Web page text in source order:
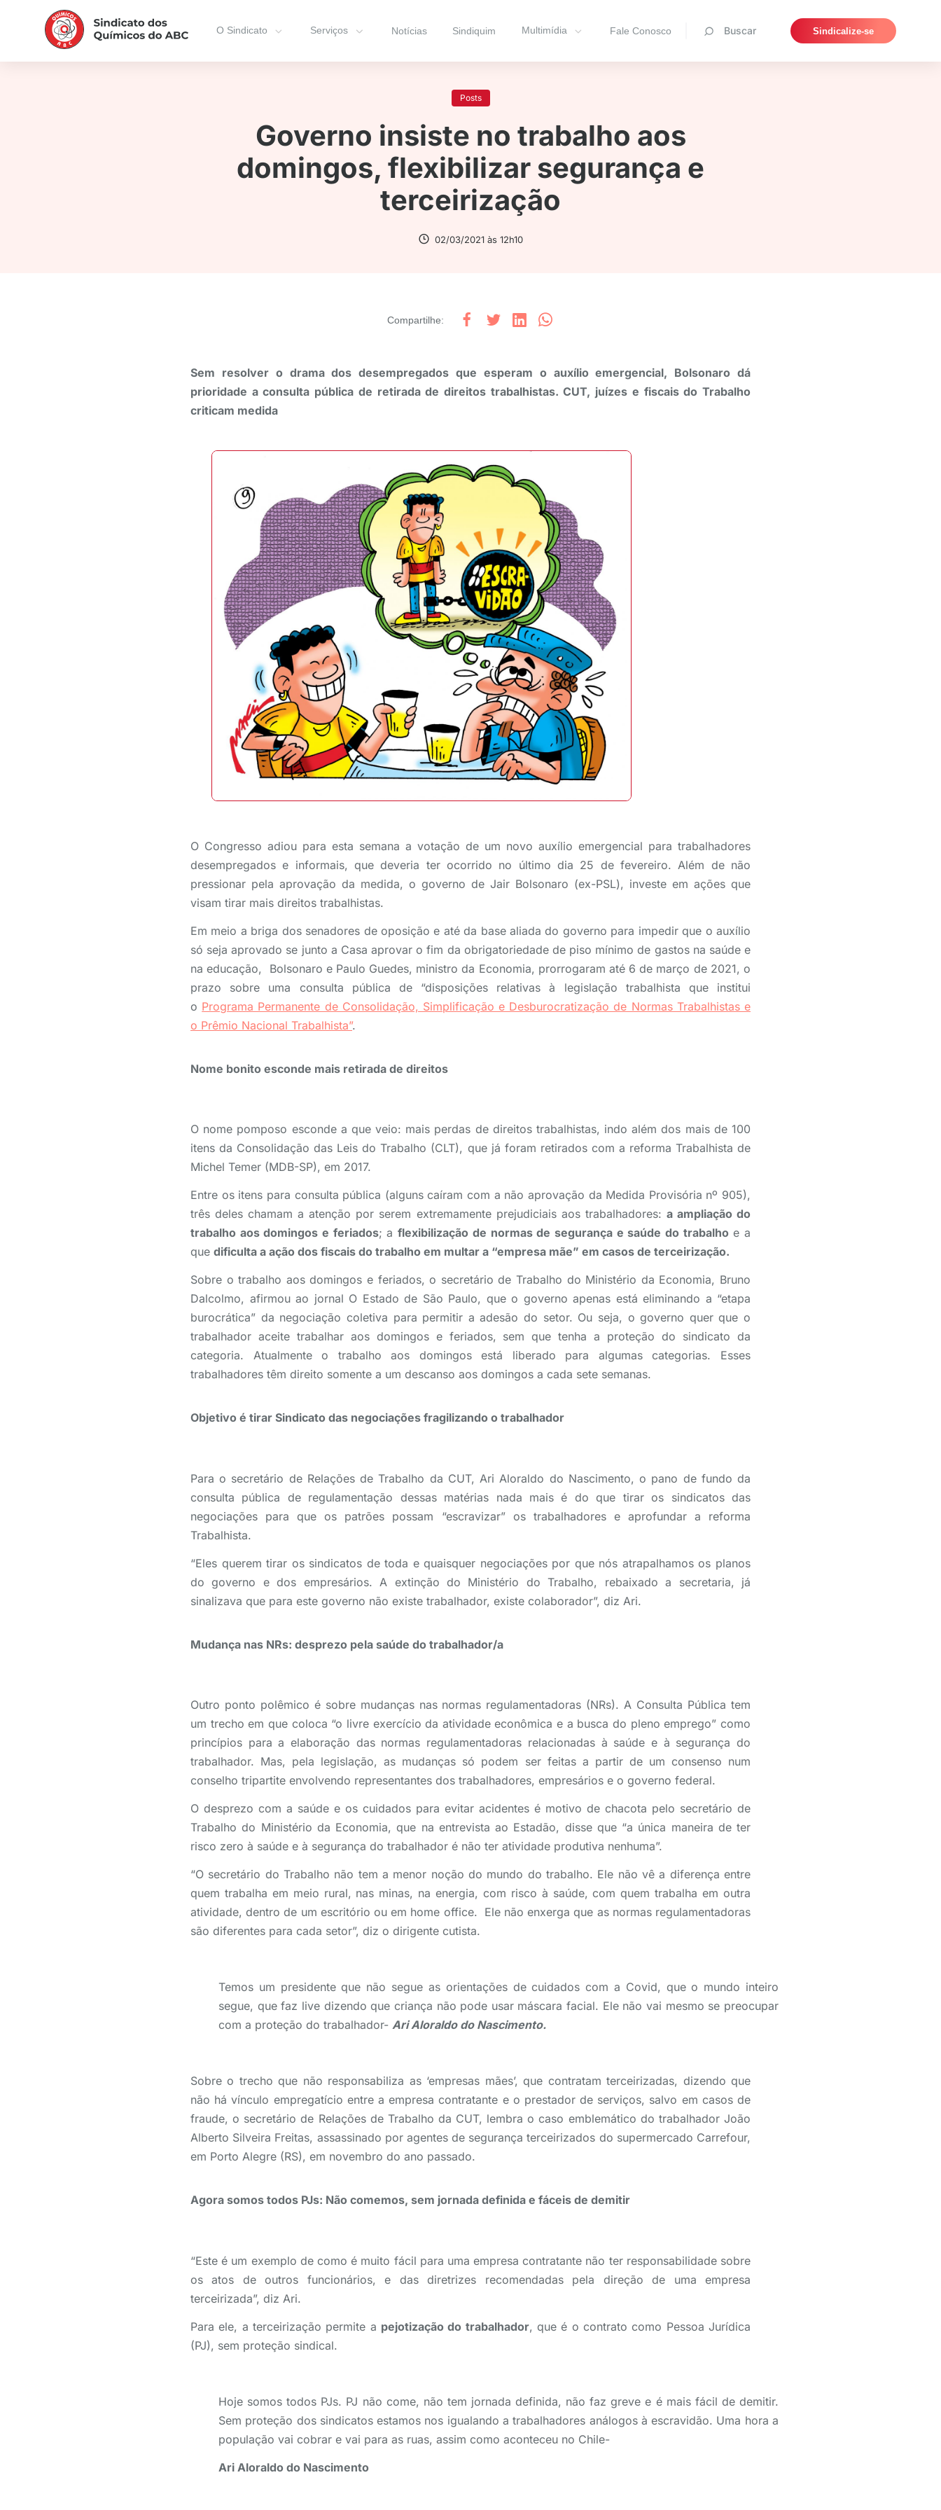
O Sindicato Serviços Notícias Sindiquim Multimídia Fale Conosco Buscar Sindicalize-se
Pesquisar
Posts
Governo insiste no trabalho aos
domingos, flexibilizar segurança e
terceirização
02/03/2021 às 12h10
Compartilhe:
Sem resolver o drama dos desempregados que esperam o auxílio emergencial, Bolsonaro dá
prioridade a consulta pública de retirada de direitos trabalhistas. CUT, juízes e fiscais do Trabalho
criticam medida
O Congresso adiou para esta semana a votação de um novo auxílio emergencial para trabalhadores
desempregados e informais, que deveria ter ocorrido no último dia 25 de fevereiro. Além de não
pressionar pela aprovação da medida, o governo de Jair Bolsonaro (ex-PSL), investe em ações que
visam tirar mais direitos trabalhistas.
Em meio a briga dos senadores de oposição e até da base aliada do governo para impedir que o auxílio
só seja aprovado se junto a Casa aprovar o fim da obrigatoriedade de piso mínimo de gastos na saúde e
na educação, Bolsonaro e Paulo Guedes, ministro da Economia, prorrogaram até 6 de março de 2021, o
prazo sobre uma consulta pública de “disposições relativas à legislação trabalhista que institui
o Programa Permanente de Consolidação, Simplificação e Desburocratização de Normas Trabalhistas e
o Prêmio Nacional Trabalhista”.
Nome bonito esconde mais retirada de direitos
O nome pomposo esconde a que veio: mais perdas de direitos trabalhistas, indo além dos mais de 100
itens da Consolidação das Leis do Trabalho (CLT), que já foram retirados com a reforma Trabalhista de
Michel Temer (MDB-SP), em 2017.
Entre os itens para consulta pública (alguns caíram com a não aprovação da Medida Provisória nº 905),
três deles chamam a atenção por serem extremamente prejudiciais aos trabalhadores: a ampliação do
trabalho aos domingos e feriados; aflexibilização de normas de segurança e saúde do trabalhoe a
que dificulta a ação dos fiscais do trabalho em multar a “empresa mãe” em casos de terceirização.
Sobre o trabalho aos domingos e feriados, o secretário de Trabalho do Ministério da Economia, Bruno
Dalcolmo, afirmou ao jornal O Estado de São Paulo, que o governo apenas está eliminando a “etapa
burocrática” da negociação coletiva para permitir a adesão do setor. Ou seja, o governo quer que o
trabalhador aceite trabalhar aos domingos e feriados, sem que tenha a proteção do sindicato da
categoria. Atualmente o trabalho aos domingos está liberado para algumas categorias. Esses
trabalhadores têm direito somente a um descanso aos domingos a cada sete semanas.
Objetivo é tirar Sindicato das negociações fragilizando o trabalhador
Para o secretário de Relações de Trabalho da CUT, Ari Aloraldo do Nascimento, o pano de fundo da
consulta pública de regulamentação dessas matérias nada mais é do que tirar os sindicatos das
negociações para que os patrões possam “escravizar” os trabalhadores e aprofundar a reforma
Trabalhista.
“Eles querem tirar os sindicatos de toda e quaisquer negociações por que nós atrapalhamos os planos
do governo e dos empresários. A extinção do Ministério do Trabalho, rebaixado a secretaria, já
sinalizava que para este governo não existe trabalhador, existe colaborador”, diz Ari.
Mudança nas NRs: desprezo pela saúde do trabalhador/a
Outro ponto polêmico é sobre mudanças nas normas regulamentadoras (NRs). A Consulta Pública tem
um trecho em que coloca “o livre exercício da atividade econômica e a busca do pleno emprego” como
princípios para a elaboração das normas regulamentadoras relacionadas à saúde e à segurança do
trabalhador. Mas, pela legislação, as mudanças só podem ser feitas a partir de um consenso num
conselho tripartite envolvendo representantes dos trabalhadores, empresários e o governo federal.
O desprezo com a saúde e os cuidados para evitar acidentes é motivo de chacota pelo secretário de
Trabalho do Ministério da Economia, que na entrevista ao Estadão, disse que “a única maneira de ter
risco zero à saúde e à segurança do trabalhador é não ter atividade produtiva nenhuma”.
“O secretário do Trabalho não tem a menor noção do mundo do trabalho. Ele não vê a diferença entre
quem trabalha em meio rural, nas minas, na energia, com risco à saúde, com quem trabalha em outra
atividade, dentro de um escritório ou em home office. Ele não enxerga que as normas regulamentadoras
são diferentes para cada setor”, diz o dirigente cutista.
Temos um presidente que não segue as orientações de cuidados com a Covid, que o mundo inteiro
segue, que faz live dizendo que criança não pode usar máscara facial. Ele não vai mesmo se preocupar
com a proteção do trabalhador- Ari Aloraldo do Nascimento.
Sobre o trecho que não responsabiliza as ‘empresas mães’, que contratam terceirizadas, dizendo que
não há vínculo empregatício entre a empresa contratante e o prestador de serviços, salvo em casos de
fraude, o secretário de Relações de Trabalho da CUT, lembra o caso emblemático do trabalhador João
Alberto Silveira Freitas, assassinado por agentes de segurança terceirizados do supermercado Carrefour,
em Porto Alegre (RS), em novembro do ano passado.
Agora somos todos PJs: Não comemos, sem jornada definida e fáceis de demitir
“Este é um exemplo de como é muito fácil para uma empresa contratante não ter responsabilidade sobre
os atos de outros funcionários, e das diretrizes recomendadas pela direção de uma empresa
terceirizada”, diz Ari.
Para ele, a terceirização permite a pejotização do trabalhador, que é o contrato como Pessoa Jurídica
(PJ), sem proteção sindical.
Hoje somos todos PJs. PJ não come, não tem jornada definida, não faz greve e é mais fácil de demitir.
Sem proteção dos sindicatos estamos nos igualando a trabalhadores análogos à escravidão. Uma hora a
população vai cobrar e vai para as ruas, assim como aconteceu no Chile-
Ari Aloraldo do Nascimento